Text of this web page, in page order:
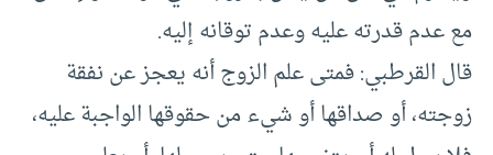
مع عدم قدرته عليه وعدم توقانه إليه.
قال القرطبي: فمتى علم الزوج أنه يعجز عن نفقة
زوجته، أو صداقها أو شيء من حقوقها الواجبة عليه،